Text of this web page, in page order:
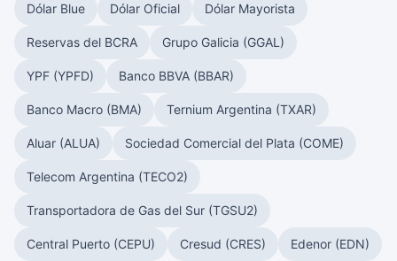
Dólar Blue Dólar Oficial Dólar Mayorista
Reservas del BCRA Grupo Galicia (GGAL)
YPF (YPFD) Banco BBVA (BBAR)
Banco Macro (BMA) Ternium Argentina (TXAR)
Aluar (ALUA) Sociedad Comercial del Plata (COME)
Telecom Argentina (TECO2)
Transportadora de Gas del Sur (TGSU2)
Central Puerto (CEPU) Cresud (CRES) Edenor (EDN)